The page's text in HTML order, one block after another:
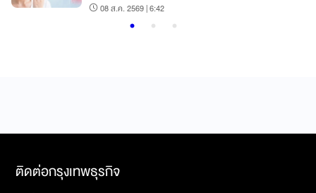
08 ส.ค. 2569 | 6:42
ติดต่อกรุงเทพธุรกิจ